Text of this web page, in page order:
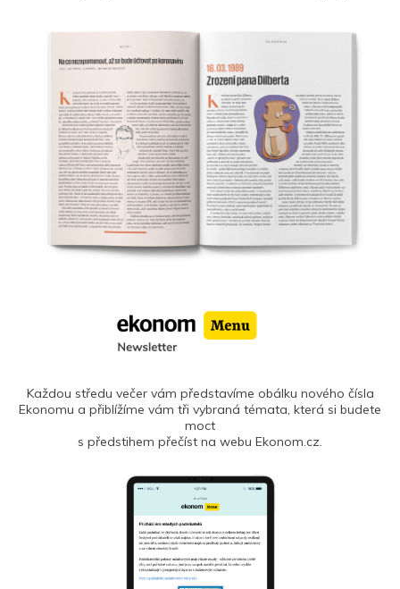
Každou středu večer vám představíme obálku nového čísla
Ekonomu a přiblížíme vám tři vybraná témata, která si budete
moct
s předstihem přečíst na webu Ekonom.cz.